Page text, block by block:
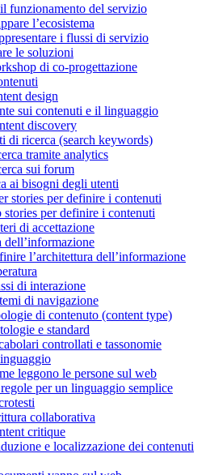
funzionamento del servizio
l’ecosistema
i flussi di servizio
le soluzioni
di co-progettazione
design
sui contenuti e il linguaggio
discovery
di ricerca (search keywords)
tramite analytics
sui forum
ai bisogni degli utenti
stories per definire i contenuti
stories per definire i contenuti
di accettazione
l’architettura dell’informazione
di interazione
di navigazione
di contenuto (content type)
e standard
controllati e tassonomie
leggono le persone sul web
per un linguaggio semplice
collaborativa
critique
e localizzazione dei contenuti